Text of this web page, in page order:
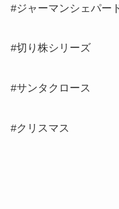
#ジャーマンシェパー
#切り株シリーズ
#サンタクロース
#クリスマス